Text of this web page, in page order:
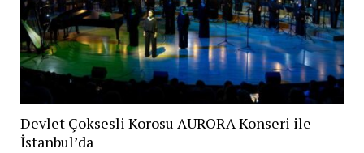
Devlet Çoksesli Korosu AURORA Konseri ile
İstanbul’da